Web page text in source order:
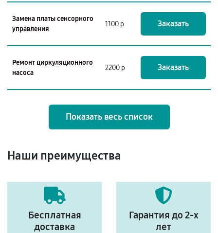
Замена платы сенсорного
управления
1100 р Заказать
Ремонт циркуляционного
насоса
2200 р Заказать
Показать весь список
Наши преимущества
Бесплатная
доставка
Гарантия до 2-х
лет